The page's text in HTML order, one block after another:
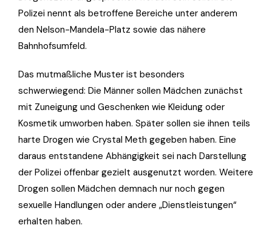
Polizei nennt als betroffene Bereiche unter anderem
den Nelson-Mandela-Platz sowie das nähere
Bahnhofsumfeld.
Das mutmaßliche Muster ist besonders
schwerwiegend: Die Männer sollen Mädchen zunächst
mit Zuneigung und Geschenken wie Kleidung oder
Kosmetik umworben haben. Später sollen sie ihnen teils
harte Drogen wie Crystal Meth gegeben haben. Eine
daraus entstandene Abhängigkeit sei nach Darstellung
der Polizei offenbar gezielt ausgenutzt worden. Weitere
Drogen sollen Mädchen demnach nur noch gegen
sexuelle Handlungen oder andere „Dienstleistungen“
erhalten haben.